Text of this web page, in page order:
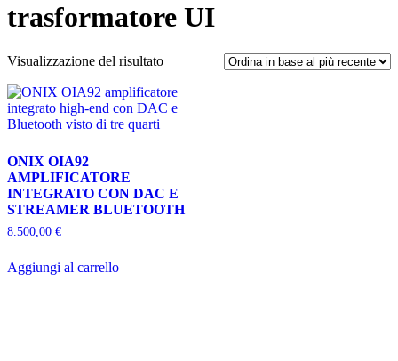
trasformatore UI
Visualizzazione del risultato
ONIX OIA92
AMPLIFICATORE
INTEGRATO CON DAC E
STREAMER BLUETOOTH
8.500,00 €
Aggiungi al carrello